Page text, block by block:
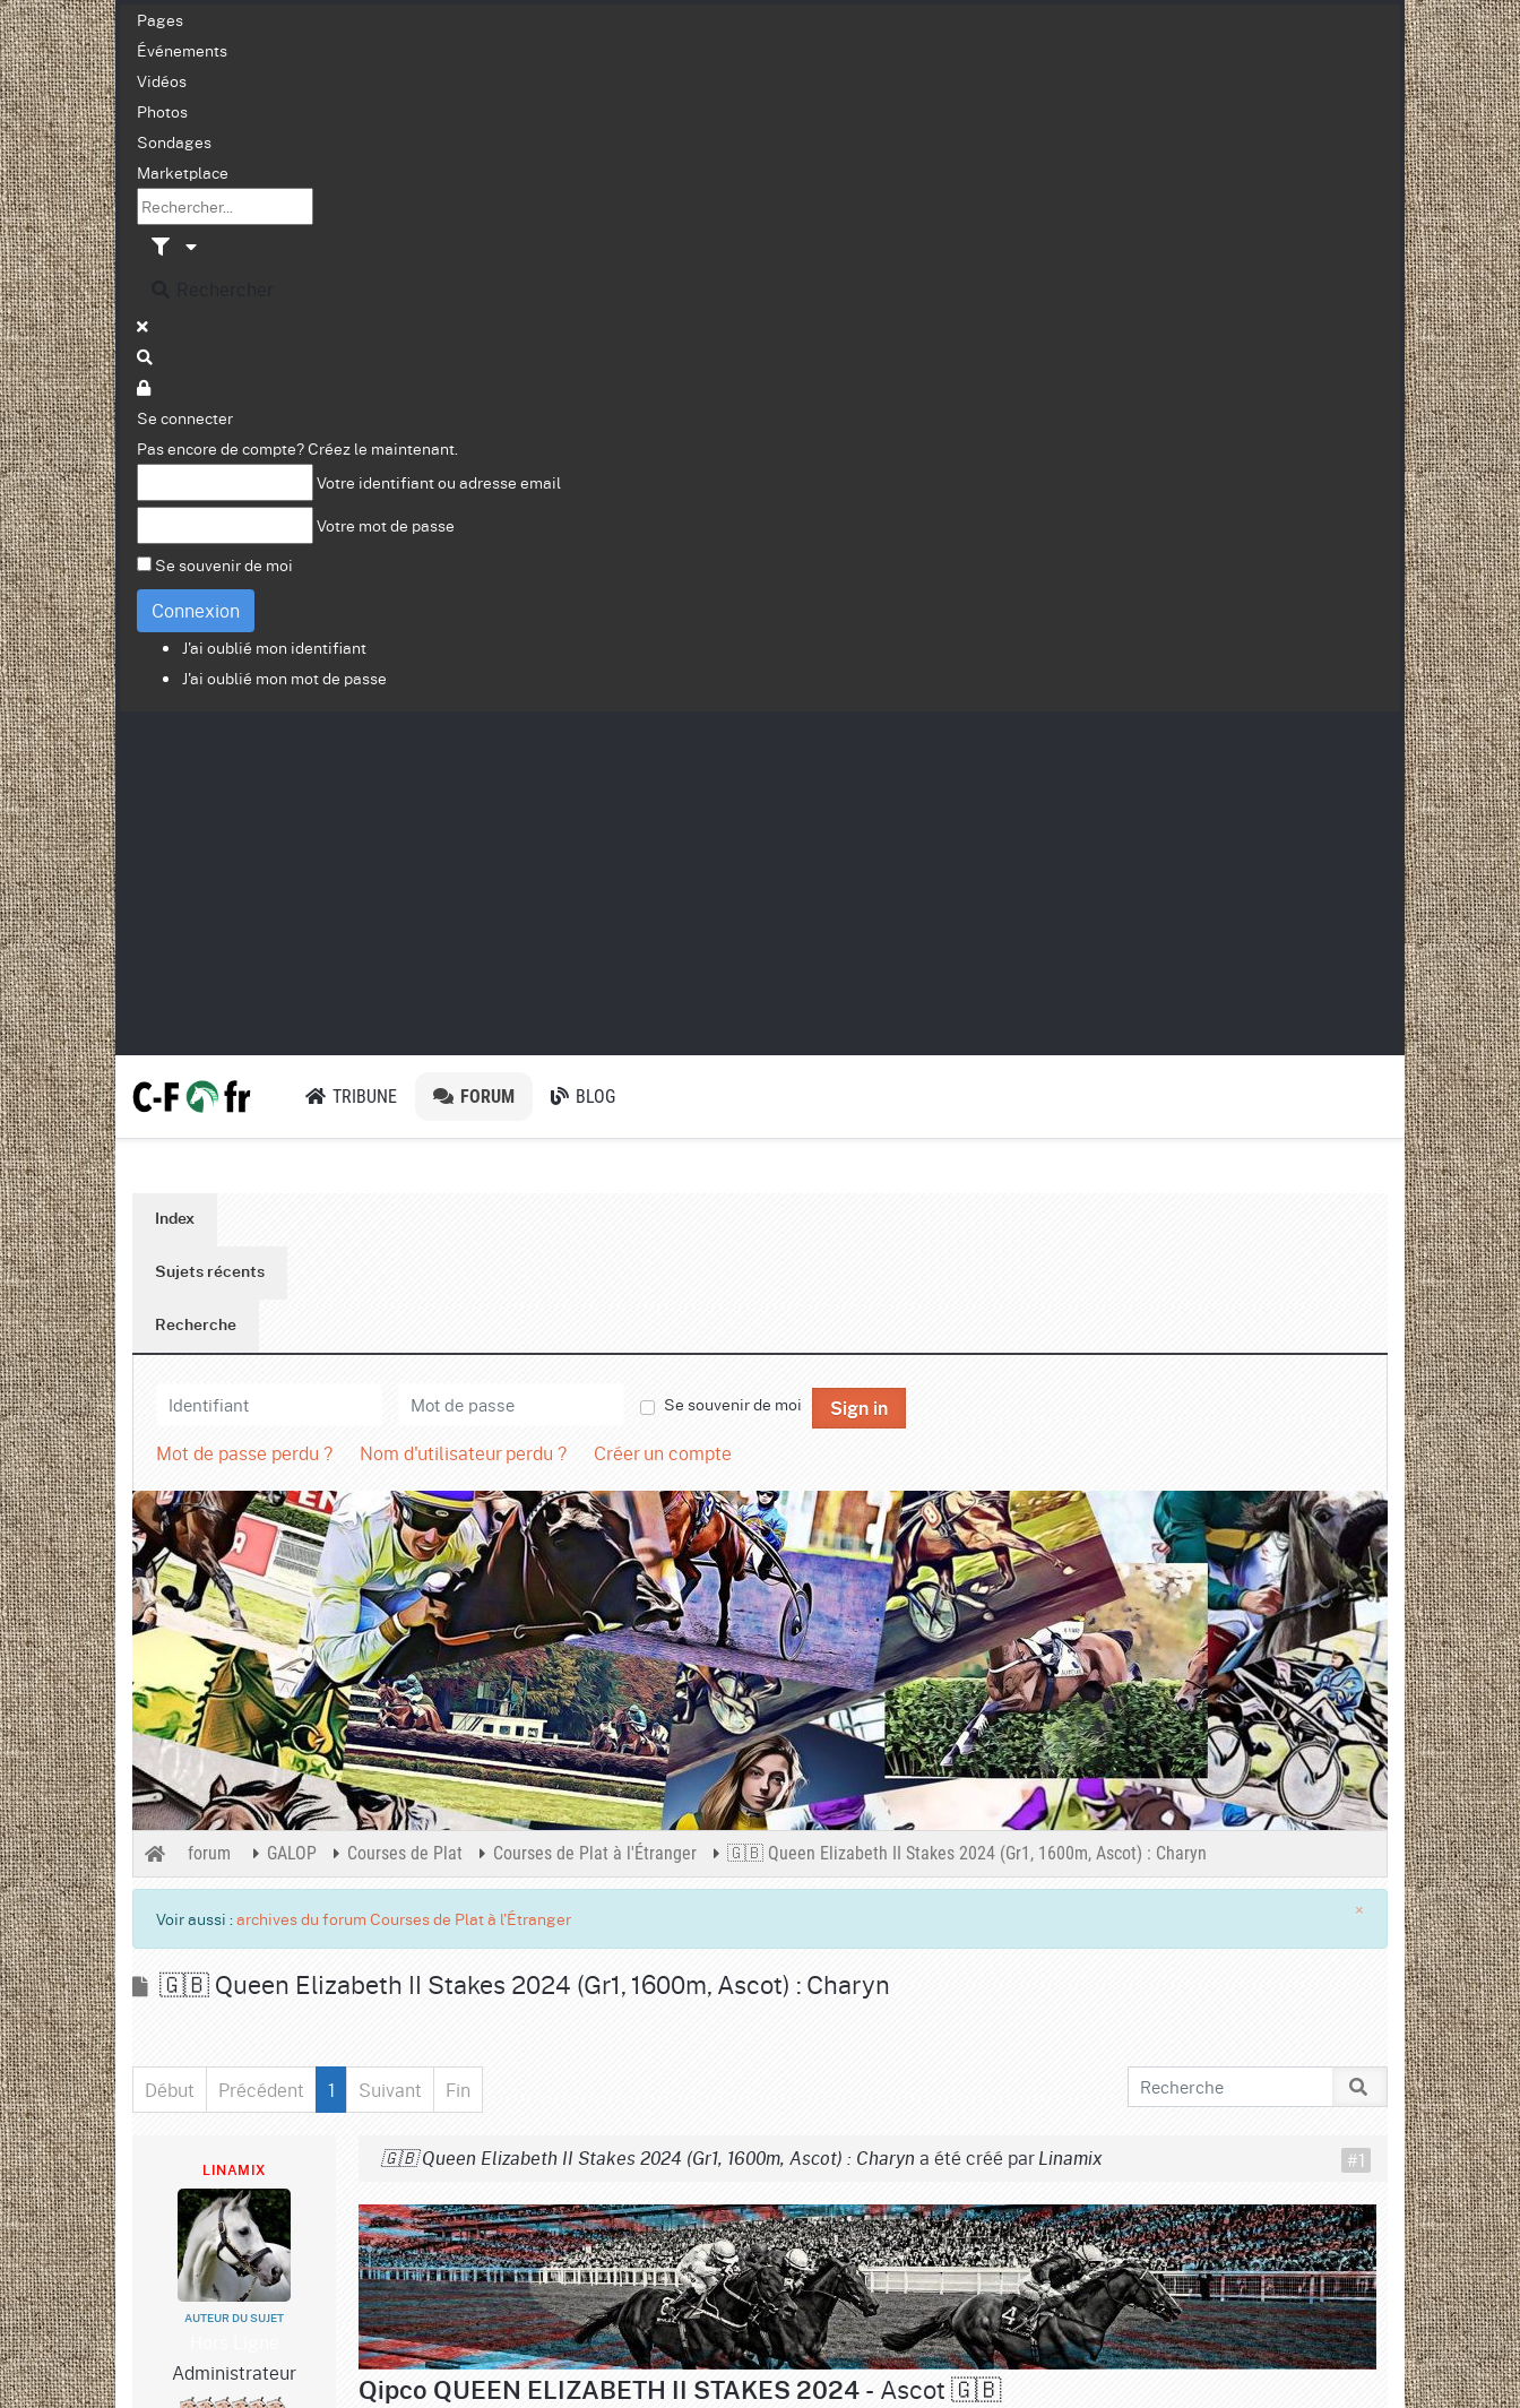
Pages
Événements
Vidéos
Photos
Sondages
Marketplace
Se connecter
Pas encore de compte? Créez le maintenant.
Votre identifiant ou adresse email
Votre mot de passe
Se souvenir de moi
Connexion
J'ai oublié mon identifiant
J'ai oublié mon mot de passe
TRIBUNE FORUM BLOG
Index
Sujets récents
Recherche
Se souvenir de moi Sign in
Mot de passe perdu ? Nom d'utilisateur perdu ? Créer un compte
forum GALOP Courses de Plat Courses de Plat à l'Étranger 🇬🇧 Queen Elizabeth II Stakes 2024 (Gr1, 1600m, Ascot) : Charyn
×
Voir aussi :archives du forum Courses de Plat à l'Étranger
🇬🇧 Queen Elizabeth II Stakes 2024 (Gr1, 1600m, Ascot) : Charyn
Début Précédent 1 Suivant Fin
LINAMIX
AUTEUR DU SUJET
Administrateur
🇬🇧 Queen Elizabeth II Stakes 2024 (Gr1, 1600m, Ascot) : Charyn a été créé par Linamix
Qipco QUEEN ELIZABETH II STAKES 2024 - Ascot 🇬🇧
#1